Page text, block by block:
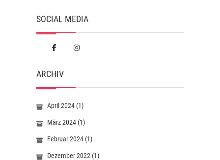
SOCIAL MEDIA
ARCHIV
April 2024 (1)
März 2024 (1)
Februar 2024 (1)
Dezember 2022 (1)